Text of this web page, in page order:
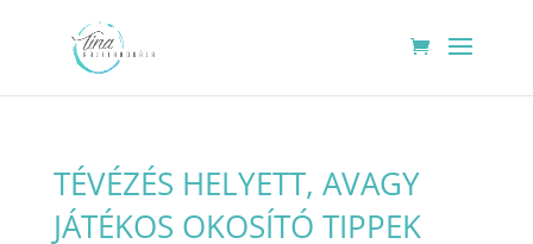
TÉVÉZÉS HELYETT, AVAGY
JÁTÉKOS OKOSÍTÓ TIPPEK